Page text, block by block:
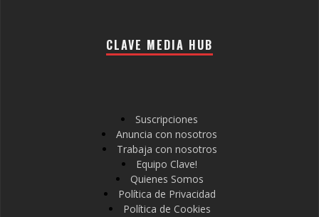
CLAVE MEDIA HUB
Suscripciones
Anuncia con nosotros
Trabaja con nosotros
Equipo Clave!
Quienes Somos
Política de Privacidad
Política de Cookies